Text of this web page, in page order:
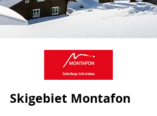
Skigebiet Montafon